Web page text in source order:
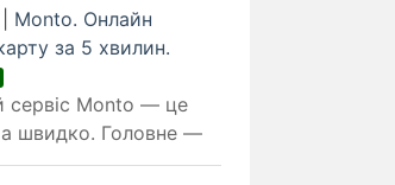
Monto. Онлайн
за 5 хвилин.
сервіс Monto — це
швидко. Головне —